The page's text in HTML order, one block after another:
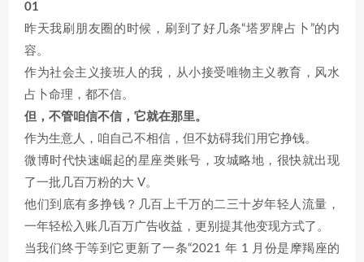
01
昨天我刷朋友圈的时候，刷到了好几条“塔罗牌占卜”的内
容。
作为社会主义接班人的我，从小接受唯物主义教育，风水
占卜命理，都不信。
但，不管咱信不信，它就在那里。
作为生意人，咱自己不相信，但不妨碍我们用它挣钱。
微博时代快速崛起的星座类账号，攻城略地，很快就出现
了一批几百万粉的大 V。
他们到底有多挣钱？几百上千万的二三十岁年轻人流量，
一年轻松入账几百万广告收益，更别提其他变现方式了。
当我们终于等到它更新了一条“2021 年 1 月份是摩羯座的